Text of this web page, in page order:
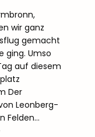
wir ganz
gemacht
ging. Umso
auf diesem
Der
Leonberg-
Felden…